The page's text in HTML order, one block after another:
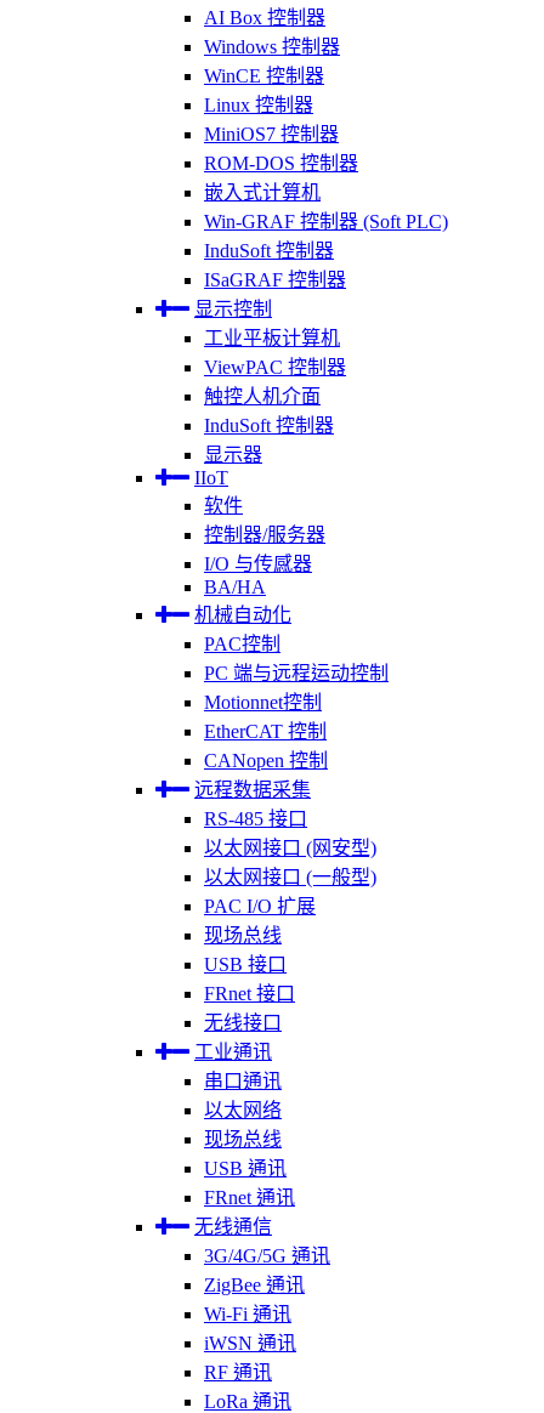
AI Box 控制器
Windows 控制器
WinCE 控制器
Linux 控制器
MiniOS7 控制器
ROM-DOS 控制器
嵌入式计算机
Win-GRAF 控制器 (Soft PLC)
InduSoft 控制器
ISaGRAF 控制器
显示控制
工业平板计算机
ViewPAC 控制器
触控人机介面
InduSoft 控制器
显示器
IIoT
软件
控制器/服务器
I/O 与传感器
BA/HA
机械自动化
PAC控制
PC 端与远程运动控制
Motionnet控制
EtherCAT 控制
CANopen 控制
远程数据采集
RS-485 接口
以太网接口 (网安型)
以太网接口 (一般型)
PAC I/O 扩展
现场总线
USB 接口
FRnet 接口
无线接口
工业通讯
串口通讯
以太网络
现场总线
USB 通讯
FRnet 通讯
无线通信
3G/4G/5G 通讯
ZigBee 通讯
Wi-Fi 通讯
iWSN 通讯
RF 通讯
LoRa 通讯